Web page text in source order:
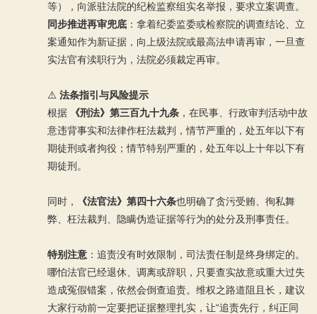
等），向派驻法院的纪检监察组实名举报，要求立案调查。
同步推进再审兜底 ：拿着纪委监委或检察院的调查结论、立
案通知作为新证据，向上级法院或最高法申请再审，一旦查
实法官有渎职行为，法院必须裁定再审。
⚠️ 法条指引与风险提示
根据
《刑法》第三百九十九条 ，在民事、行政审判活动中故
意违背事实和法律作枉法裁判，情节严重的，处五年以下有
期徒刑或者拘役；情节特别严重的，处五年以上十年以下有
期徒刑。
同时， 《法官法》第四十六条也明确了贪污受贿、徇私舞
弊、枉法裁判、隐瞒伪造证据等行为的处分及刑事责任。
特别注意 ：追责没有时效限制，司法责任制是终身绑定的。
哪怕法官已经退休、调离或辞职，只要查实故意或重大过失
造成冤假错案，依然会倒查追责。维权之路道阻且长，建议
大家行动前一定要把证据整理扎实，让“追责先行，纠正同